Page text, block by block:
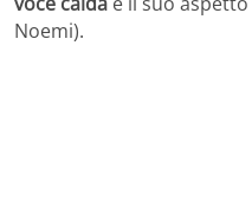
Noemi).